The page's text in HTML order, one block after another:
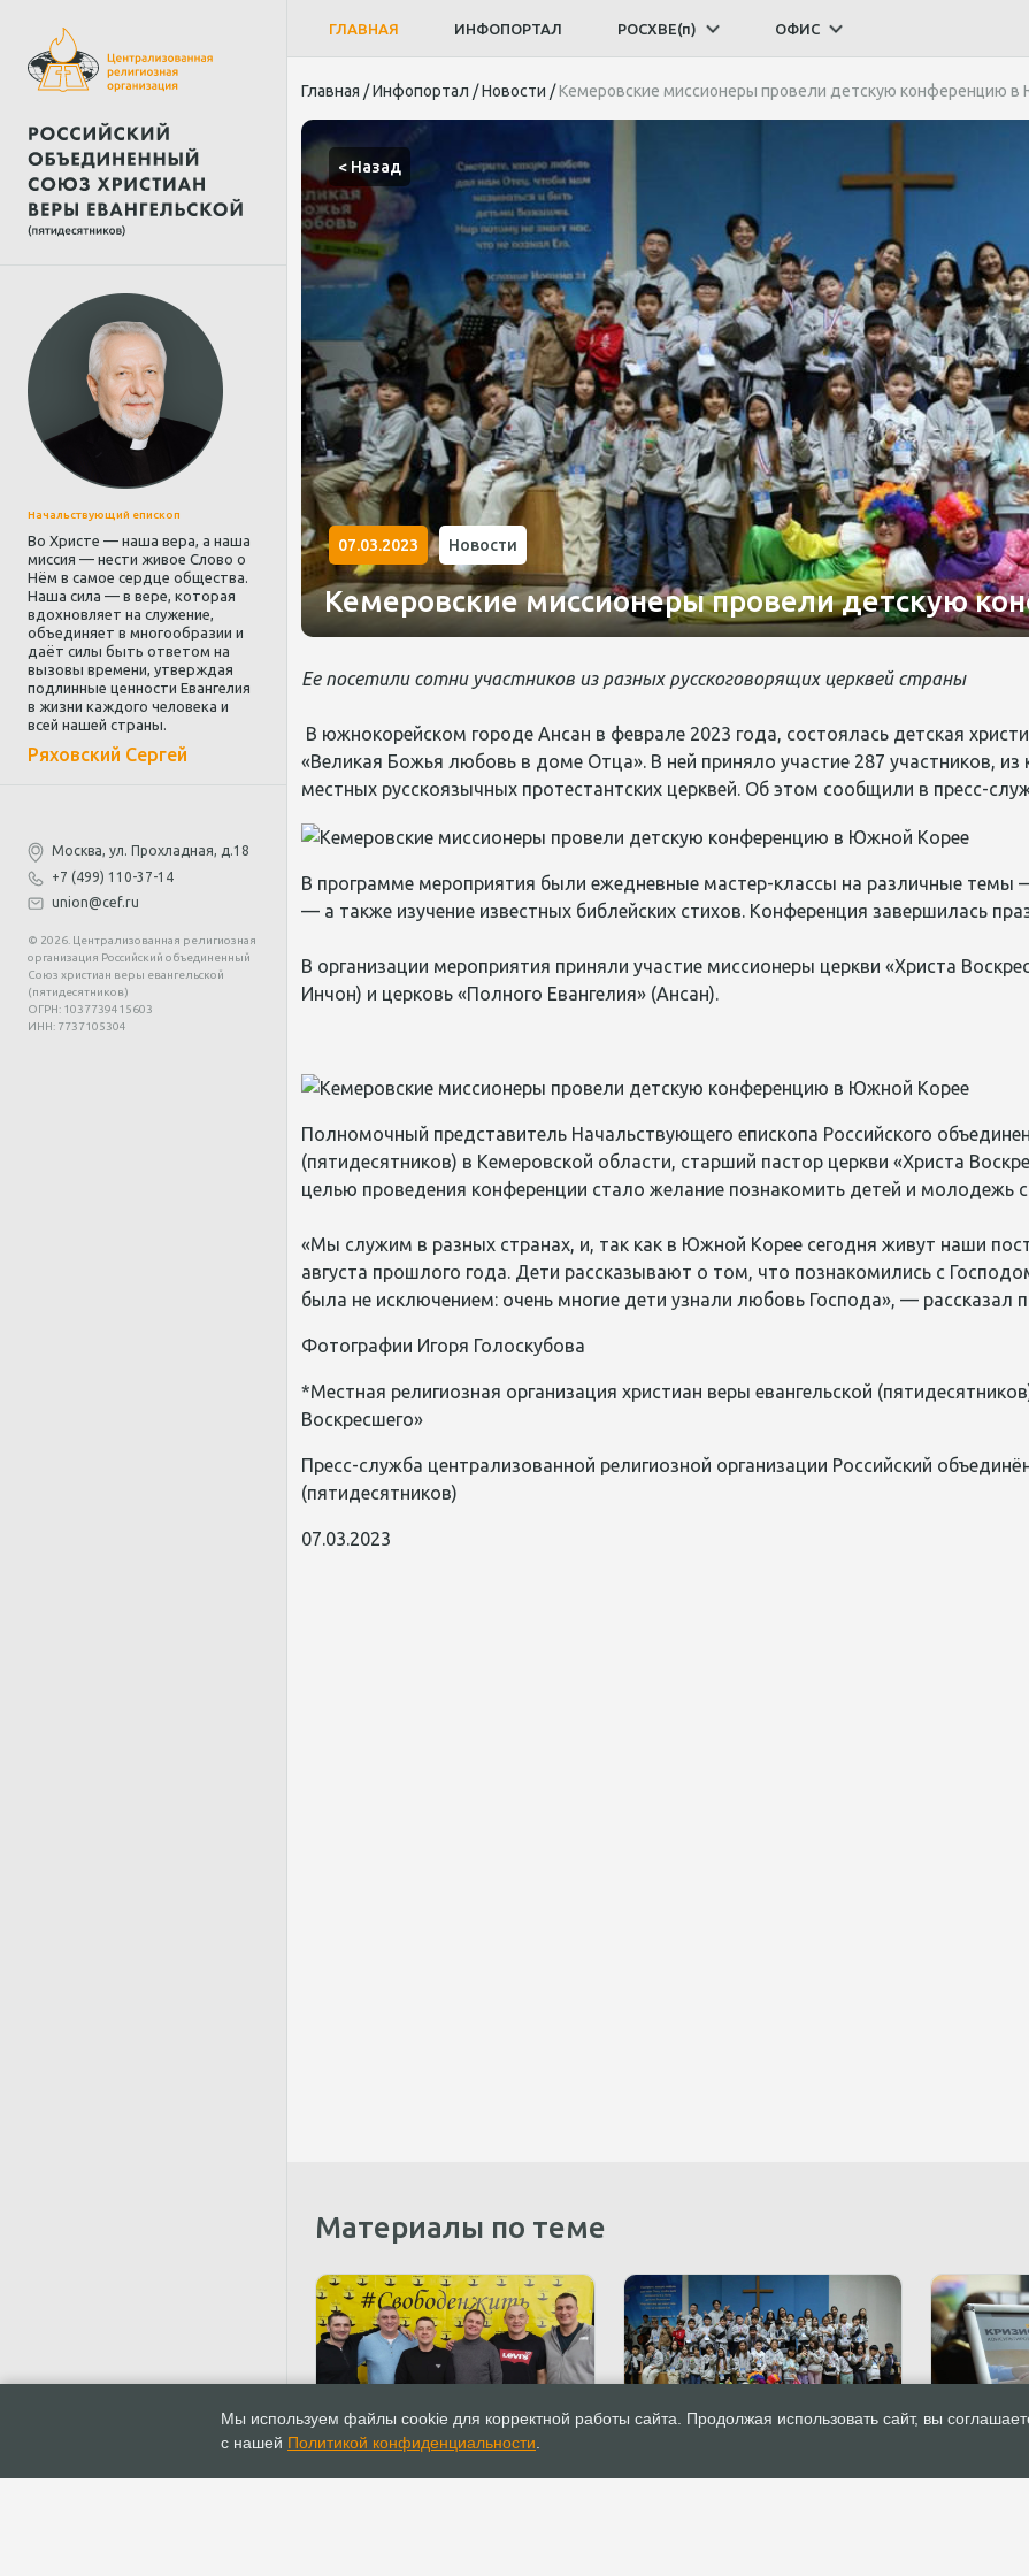
Начальствующий епископ
Во Христе — наша вера, а наша
миссия — нести живое Слово о
Нём в самое сердце общества.
Наша сила — в вере, которая
вдохновляет на служение,
объединяет в многообразии и
даёт силы быть ответом на
вызовы времени, утверждая
подлинные ценности Евангелия
в жизни каждого человека и
всей нашей страны.
Ряховский Сергей
Москва, ул. Прохладная, д.18
+7 (499) 110-37-14
union@cef.ru
© 2026. Централизованная религиозная
организация Российский объединенный
Союз христиан веры евангельской
(пятидесятников)
ОГРН: 1037739415603
ИНН: 7737105304
ГЛАВНАЯ ИНФОПОРТАЛ РОСХВЕ(п) ОФИС
Главная /Инфопортал /Новости /Кемеровские миссионеры провели детскую конференцию
< Назад
07.03.2023 Новости
Кемеровские миссионеры провели детскую
Ее посетили сотни участников из разных русскоговорящих церквей страны
В южнокорейском городе Ансан в феврале 2023 года, состоялась детская
«Великая Божья любовь в доме Отца». В ней приняло участие 287 участников, из
местных русскоязычных протестантских церквей. Об этом сообщили в пресс-
В программе мероприятия были ежедневные мастер-классы на различные темы
— а также изучение известных библейских стихов. Конференция завершилась
В организации мероприятия приняли участие миссионеры церкви «Христа
Инчон) и церковь «Полного Евангелия» (Ансан).
Полномочный представитель Начальствующего епископа Российского
(пятидесятников) в Кемеровской области, старший пастор церкви «Христа
целью проведения конференции стало желание познакомить детей и
«Мы служим в разных странах, и, так как в Южной Корее сегодня живут наши
августа прошлого года. Дети рассказывают о том, что познакомились с
была не исключением: очень многие дети узнали любовь Господа», — рассказал
Фотографии Игоря Голоскубова
*Местная религиозная организация христиан веры евангельской
Воскресшего»
Пресс-служба централизованной религиозной организации Российский
(пятидесятников)
07.03.2023
Материалы по теме
В Красноярске состоялась
конференция «Свободен жить»
Кемеровские миссионеры
В
весть»
Мы используем файлы cookie для корректной работы сайта. Продолжая использовать сайт, вы
с нашей Политикой конфиденциальности